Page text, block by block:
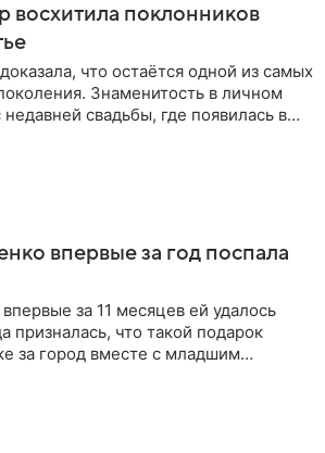
поклонников
что остаётся одной из самых
Знаменитость в личном
свадьбы, где появилась в
впервые за год поспала
за 11 месяцев ей удалось
призналась, что такой подарок
за город вместе с младшим